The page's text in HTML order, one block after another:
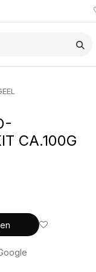
CA.100G